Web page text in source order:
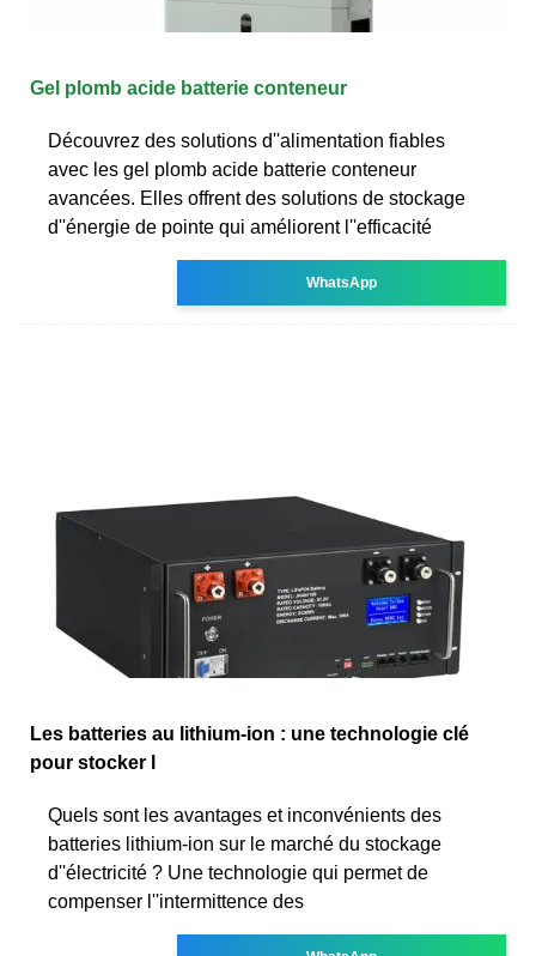
Gel plomb acide batterie conteneur
Découvrez des solutions d''alimentation fiables
avec les gel plomb acide batterie conteneur
avancées. Elles offrent des solutions de stockage
d''énergie de pointe qui améliorent l''efficacité
WhatsApp
Les batteries au lithium-ion : une technologie clé
pour stocker l
Quels sont les avantages et inconvénients des
batteries lithium-ion sur le marché du stockage
d''électricité ? Une technologie qui permet de
compenser l''intermittence des